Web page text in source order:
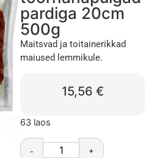
pardiga 20cm
500g
Maitsvad ja toitainerikkad
maiused lemmikule.
15,56 €
63 laos
- +